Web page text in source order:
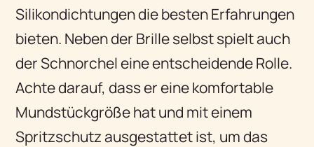
Silikondichtungen die besten Erfahrungen
bieten. Neben der Brille selbst spielt auch
der Schnorchel eine entscheidende Rolle.
Achte darauf, dass er eine komfortable
Mundstückgröße hat und mit einem
Spritzschutz ausgestattet ist, um das